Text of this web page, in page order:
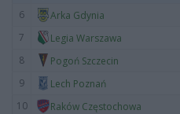
6
Arka Gdynia
7
Legia Warszawa
8
Pogoń Szczecin
9
Lech Poznań
10
Raków Częstochowa